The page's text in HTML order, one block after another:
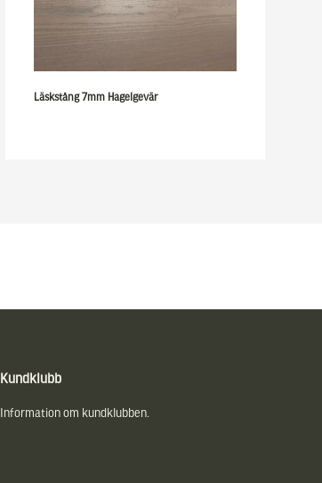
Läskstång 7mm Hagelgevär
Kundklubb
Information om kundklubben.